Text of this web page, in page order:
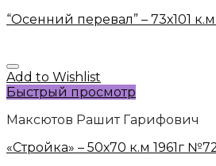
“Осенний перевал” – 73х101
Add to Wishlist
Быстрый просмотр
Максютов Рашит Гарифович
«Стройка» – 50х70 к.м 1961г